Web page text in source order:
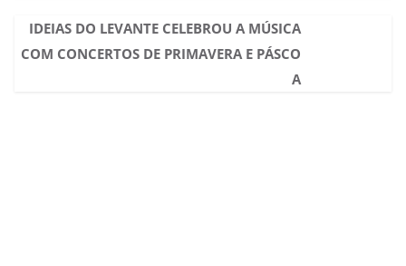
IDEIAS DO LEVANTE CELEBROU A MÚSICA
COM CONCERTOS DE PRIMAVERA E PÁSCO
A